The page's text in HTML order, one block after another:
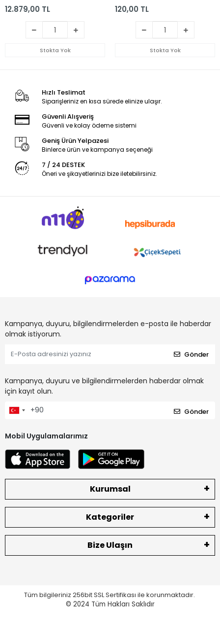
12.879,00 TL
Stokta Yok
120,00 TL
Stokta Yok
Hızlı Teslimat
Siparişleriniz en kısa sürede elinize ulaşır.
Güvenli Alışveriş
Güvenli ve kolay ödeme sistemi
Geniş Ürün Yelpazesi
Binlerce ürün ve kampanya seçeneği
7 / 24 DESTEK
Öneri ve şikayetlerinizi bize iletebilirsiniz.
Kampanya, duyuru, bilgilendirmelerden e-posta ile haberdar
olmak istiyorum.
Gönder
Kampanya, duyuru ve bilgilendirmelerden haberdar olmak
için kayıt olun.
Gönder
Mobil Uygulamalarımız
Kurumsal
Kategoriler
Bize Ulaşın
Tüm bilgileriniz 256bit SSL Sertifikası ile korunmaktadır.
© 2024 Tüm Hakları Saklıdır